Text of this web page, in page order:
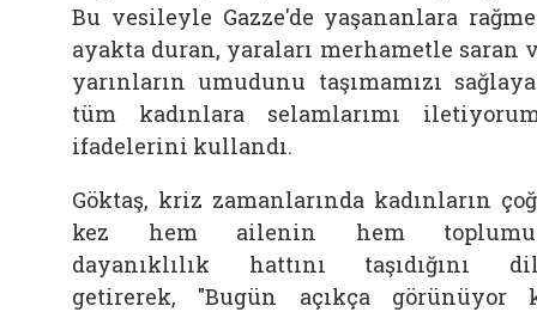
Bu vesileyle Gazze'de yaşananlara
ayakta duran, yaraları merhametle saran
yarınların umudunu taşımamızı
tüm kadınlara selamlarımı
ifadelerini kullandı.
Göktaş, kriz zamanlarında kadınların
kez hem
ailenin hem
dayanıklılık hattını taşıdığını
getirerek, "Bugün açıkça görünüyor